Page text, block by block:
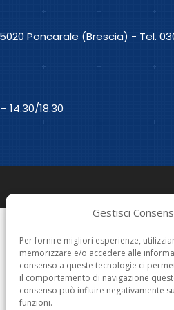
Gestisci
Per fornire migliori esperienze,
memorizzare e/o accedere alle
consenso a queste tecnologie ci
il comportamento di navigazione
consenso può influire negativamente
funzioni.
Poncarale (Brescia) - Tel.
14.30/18.30